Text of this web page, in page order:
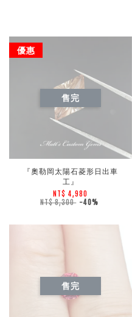
優惠
售完
『奧勒岡太陽石菱形日出車
工』
NT$ 4,980
NT$ 8,300 -40%
售完